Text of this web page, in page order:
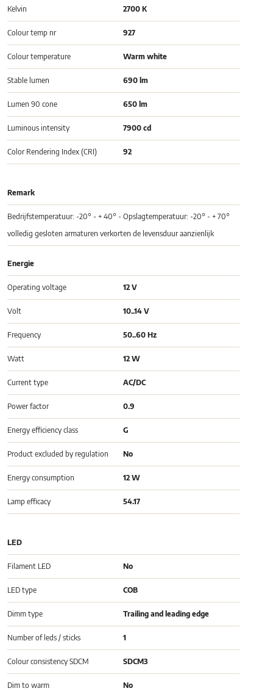
Kelvin 2700 K
Colour temp nr 927
Colour temperature Warm white
Stable lumen 690 lm
Lumen 90 cone 650 lm
Luminous intensity 7900 cd
Color Rendering Index (CRI) 92
Remark
Bedrijfstemperatuur: -20° - + 40° - Opslagtemperatuur: -20° - + 70°
volledig gesloten armaturen verkorten de levensduur aanzienlijk
Energie
Operating voltage 12 V
Volt 10..14 V
Frequency 50..60 Hz
Watt 12 W
Current type AC/DC
Power factor 0.9
Energy efficiency class G
Product excluded by regulation No
Energy consumption 12 W
Lamp efficacy 54.17
LED
Filament LED No
LED type COB
Dimm type Trailing and leading edge
Number of leds / sticks 1
Colour consistency SDCM SDCM3
Dim to warm No